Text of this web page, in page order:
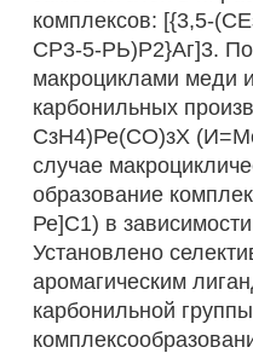
комплексов: [{3,5-
СР3-5-РЬ)Р2}Аг]3.
макроциклами меди
карбонильных
СзН4)Ре(СО)зХ
случае
образование
Ре]С1) в
Установлено
аромагическим
карбонильной